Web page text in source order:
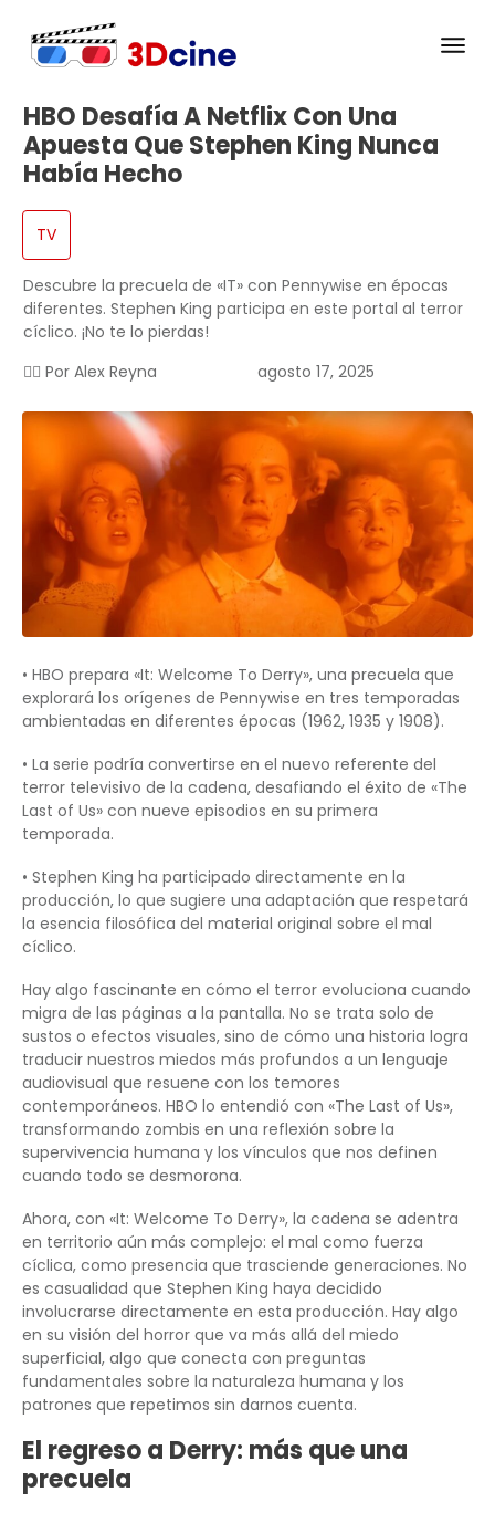
HBO Desafía A Netflix Con Una
Apuesta Que Stephen King Nunca
Había Hecho
TV
Descubre la precuela de «IT» con Pennywise en épocas
diferentes. Stephen King participa en este portal al terror
cíclico. ¡No te lo pierdas!
✍🏻 Por Alex Reyna agosto 17, 2025
• HBO prepara «It: Welcome To Derry», una precuela que
explorará los orígenes de Pennywise en tres temporadas
ambientadas en diferentes épocas (1962, 1935 y 1908).
• La serie podría convertirse en el nuevo referente del
terror televisivo de la cadena, desafiando el éxito de «The
Last of Us» con nueve episodios en su primera
temporada.
• Stephen King ha participado directamente en la
producción, lo que sugiere una adaptación que respetará
la esencia filosófica del material original sobre el mal
cíclico.
Hay algo fascinante en cómo el terror evoluciona cuando
migra de las páginas a la pantalla. No se trata solo de
sustos o efectos visuales, sino de cómo una historia logra
traducir nuestros miedos más profundos a un lenguaje
audiovisual que resuene con los temores
contemporáneos. HBO lo entendió con «The Last of Us»,
transformando zombis en una reflexión sobre la
supervivencia humana y los vínculos que nos definen
cuando todo se desmorona.
Ahora, con «It: Welcome To Derry», la cadena se adentra
en territorio aún más complejo: el mal como fuerza
cíclica, como presencia que trasciende generaciones. No
es casualidad que Stephen King haya decidido
involucrarse directamente en esta producción. Hay algo
en su visión del horror que va más allá del miedo
superficial, algo que conecta con preguntas
fundamentales sobre la naturaleza humana y los
patrones que repetimos sin darnos cuenta.
El regreso a Derry: más que una
precuela